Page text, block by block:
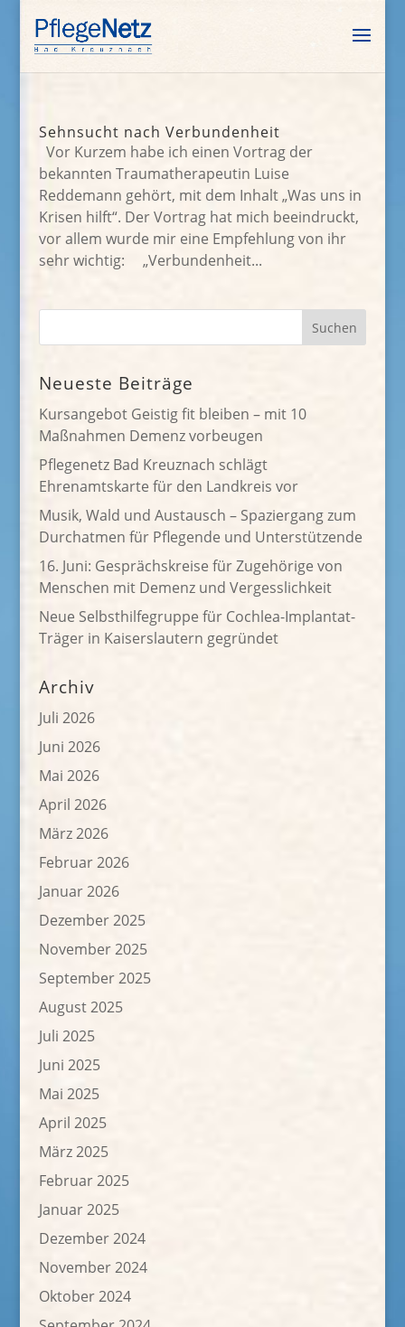
Sehnsucht nach Verbundenheit
Vor Kurzem habe ich einen Vortrag der
bekannten Traumatherapeutin Luise
Reddemann gehört, mit dem Inhalt „Was uns in
Krisen hilft“. Der Vortrag hat mich beeindruckt,
vor allem wurde mir eine Empfehlung von ihr
sehr wichtig: „Verbundenheit...
Neueste Beiträge
Kursangebot Geistig fit bleiben – mit 10
Maßnahmen Demenz vorbeugen
Pflegenetz Bad Kreuznach schlägt
Ehrenamtskarte für den Landkreis vor
Musik, Wald und Austausch – Spaziergang zum
Durchatmen für Pflegende und Unterstützende
16. Juni: Gesprächskreise für Zugehörige von
Menschen mit Demenz und Vergesslichkeit
Neue Selbsthilfegruppe für Cochlea-Implantat-
Träger in Kaiserslautern gegründet
Archiv
Juli 2026
Juni 2026
Mai 2026
April 2026
März 2026
Februar 2026
Januar 2026
Dezember 2025
November 2025
September 2025
August 2025
Juli 2025
Juni 2025
Mai 2025
April 2025
März 2025
Februar 2025
Januar 2025
Dezember 2024
November 2024
Oktober 2024